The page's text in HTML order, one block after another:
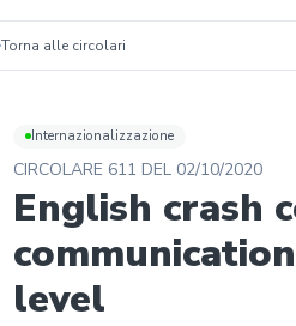
Torna alle circolari
Internazionalizzazione
CIRCOLARE 611 DEL 02/10/2020
English crash
level